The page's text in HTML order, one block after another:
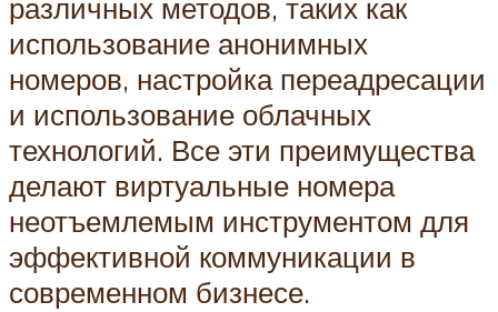
различных методов, таких как
использование анонимных
номеров, настройка переадресации
и использование облачных
технологий. Все эти преимущества
делают виртуальные номера
неотъемлемым инструментом для
эффективной коммуникации в
современном бизнесе.